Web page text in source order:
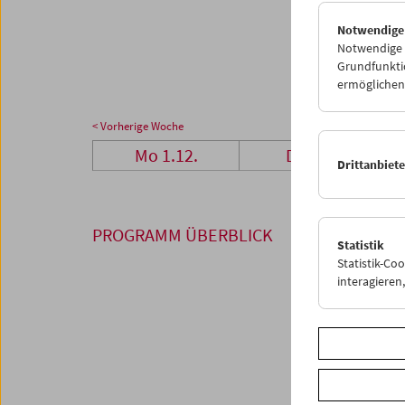
05
< Vorherige Woche
Mo 1.12. Di 2.12.
PROGRAMM ÜBERBLICK
Notwendige
Statistik
Statistik-